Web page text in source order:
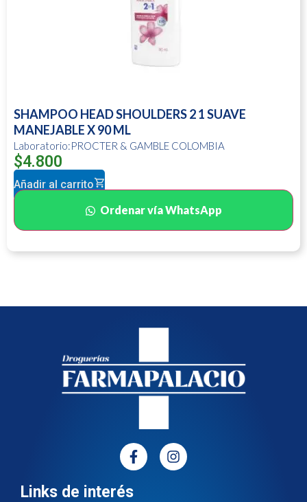
SHAMPOO HEAD SHOULDERS 2 1 SUAVE
MANEJABLE X 90 ML
Laboratorio:PROCTER & GAMBLE COLOMBIA
$4.800
Añadir al carrito
Ordenar vía WhatsApp
Links de interés